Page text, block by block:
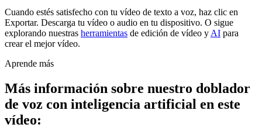
Cuando estés satisfecho con tu vídeo de texto a voz, haz clic en
Exportar. Descarga tu vídeo o audio en tu dispositivo. O sigue
explorando nuestras herramientas de edición de vídeo y AI para
crear el mejor vídeo.
Aprende más
Más información sobre nuestro doblador
de voz con inteligencia artificial en este
vídeo: